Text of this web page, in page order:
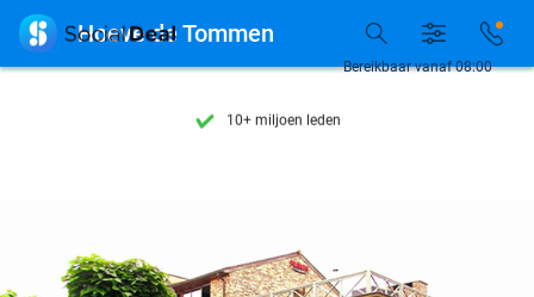
7 dagen per week beschikbaar
10+ miljoen leden
Bereikbaar vanaf 08:00
 Hoeve de Tommen